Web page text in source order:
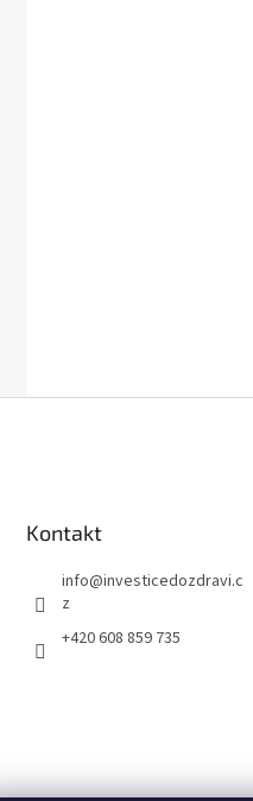
Kontakt
info@investicedozdravi.c
z
+420 608 859 735